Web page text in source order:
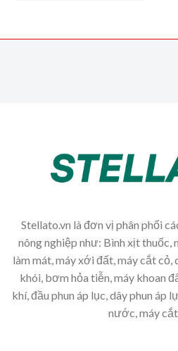
Stellato.vn là đơn vị phân phối
nông nghiệp như: Bình xịt thuốc,
làm mát, máy xới đất, máy cắt cỏ,
khói, bơm hỏa tiễn, máy khoan
khí, đầu phun áp lục, dây phun áp
nước, máy cắt